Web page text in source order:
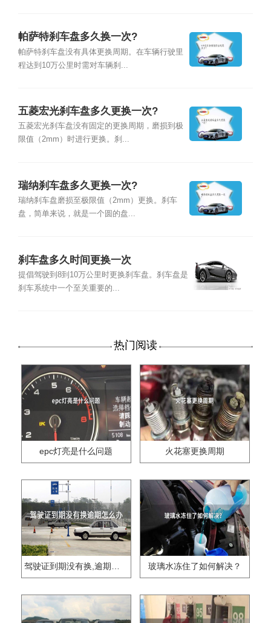
帕萨特刹车盘多久换一次?
帕萨特刹车盘没有具体更换周期。在车辆行驶里
程达到10万公里时需对车辆刹...
五菱宏光刹车盘多久更换一次?
五菱宏光刹车盘没有固定的更换周期，磨损到极
限值（2mm）时进行更换。刹...
瑞纳刹车盘多久更换一次?
瑞纳刹车盘磨损至极限值（2mm）更换。刹车
盘，简单来说，就是一个圆的盘...
刹车盘多久时间更换一次
提倡驾驶到8到10万公里时更换刹车盘。刹车盘是
刹车系统中一个至关重要的...
热门阅读
epc灯亮是什么问题 火花塞更换周期
驾驶证到期没有换,逾期怎么办?? 玻璃水冻住了如何解决？